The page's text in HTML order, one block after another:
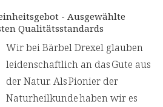
Knochen Komplexist die
Vitalstoff-Formel mit Calcium,
Magnesium, Vitamin D3,
Vitamin K2, Zink und Mangan
zur Unterstützung der Knochen
im stressigen Alltag.
- Ausgewählte
Qualitätsstandards
Wir bei Bärbel Drexel glauben
leidenschaftlich an das Gute aus
der Natur. Als Pionier der
Naturheilkunde haben wir es